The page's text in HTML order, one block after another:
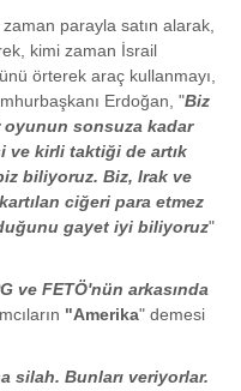
parayla satın alarak,
kimi zaman İsrail
örterek araç kullanmayı,
Erdoğan, "Biz
oyunun sonsuza kadar
ve kirli taktiği de artık
biliyoruz. Biz, Irak ve
ciğeri para etmez
gayet iyi biliyoruz"
ve FETÖ'nün arkasında
"Amerika" demesi
silah. Bunları veriyorlar.